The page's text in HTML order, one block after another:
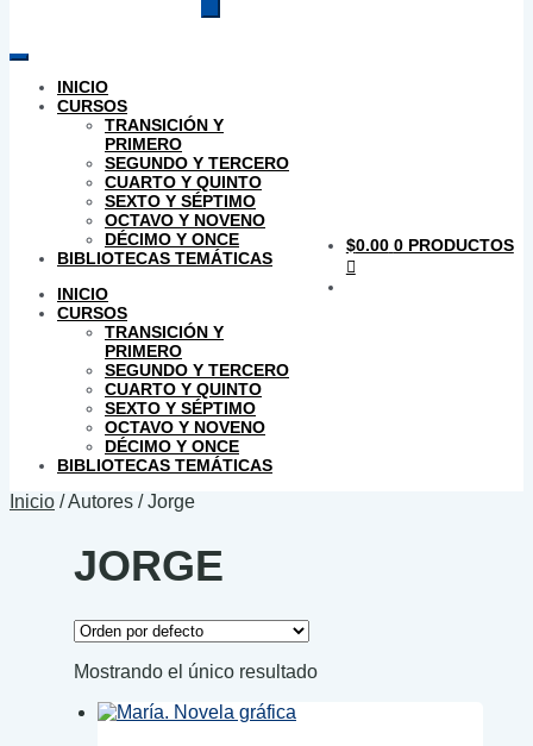
productos
INICIO
CURSOS
TRANSICIÓN Y
PRIMERO
SEGUNDO Y TERCERO
CUARTO Y QUINTO
SEXTO Y SÉPTIMO
OCTAVO Y NOVENO
DÉCIMO Y ONCE
BIBLIOTECAS TEMÁTICAS
INICIO
CURSOS
TRANSICIÓN Y
PRIMERO
SEGUNDO Y TERCERO
CUARTO Y QUINTO
SEXTO Y SÉPTIMO
OCTAVO Y NOVENO
DÉCIMO Y ONCE
BIBLIOTECAS TEMÁTICAS
$0.00 0 PRODUCTOS
Inicio /Autores /Jorge
JORGE
Mostrando el único resultado